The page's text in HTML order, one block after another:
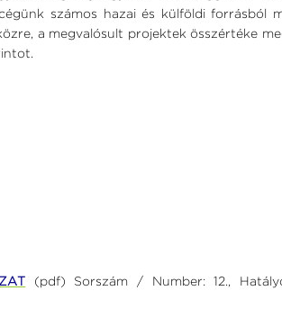
számos hazai és külföldi forrásból
a megvalósult projektek összértéke
(pdf) Sorszám / Number: 12.,